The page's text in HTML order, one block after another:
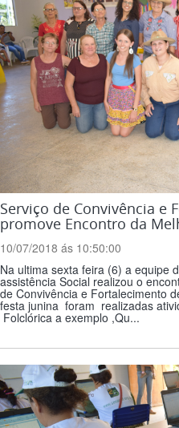
Serviço de Convivência e
promove Encontro da
10/07/2018 ás 10:50:00
Na ultima sexta feira (6) a equipe
assistência Social realizou o
de Convivência e Fortalecimento
festa junina foram realizadas
Folclórica a exemplo ,Qu...